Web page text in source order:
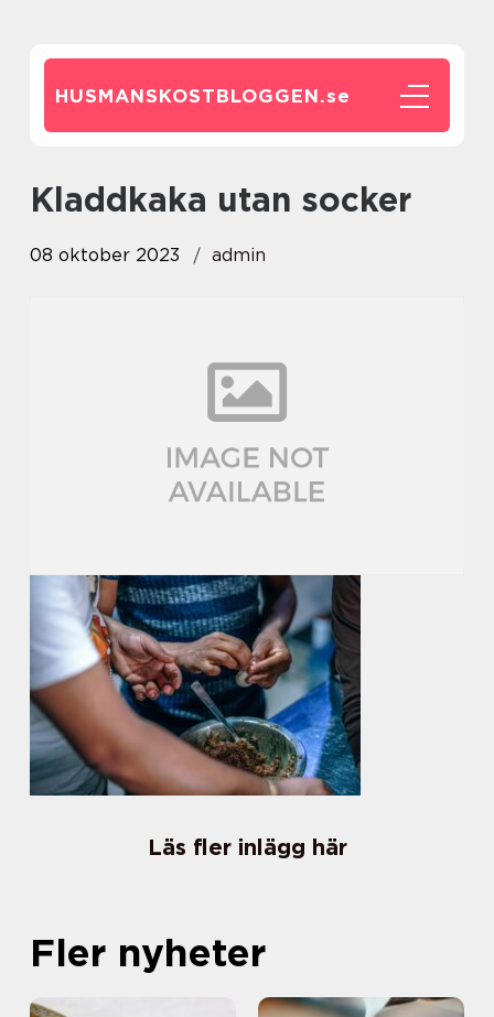
HUSMANSKOSTBLOGGEN.se
kladdkaka utan socker
08 oktober 2023 admin
Läs fler inlägg här
Fler nyheter